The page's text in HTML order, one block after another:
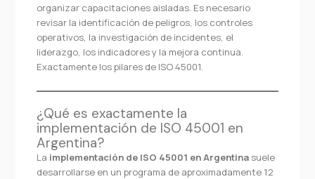
organizar capacitaciones aisladas. Es necesario
revisar la identificación de peligros, los controles
operativos, la investigación de incidentes, el
liderazgo, los indicadores y la mejora continua.
Exactamente los pilares de ISO 45001.
¿Qué es exactamente la
implementación de ISO 45001 en
Argentina?
La implementación de ISO 45001 en Argentinasuele
desarrollarse en un programa de aproximadamente 12